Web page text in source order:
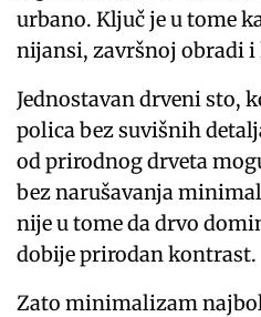
urbano. Ključ je u tome
nijansi, završnoj obradi
Jednostavan drveni sto,
polica bez suvišnih
od prirodnog drveta
bez narušavanja
nije u tome da drvo
dobije prirodan kontrast.
Zato minimalizam